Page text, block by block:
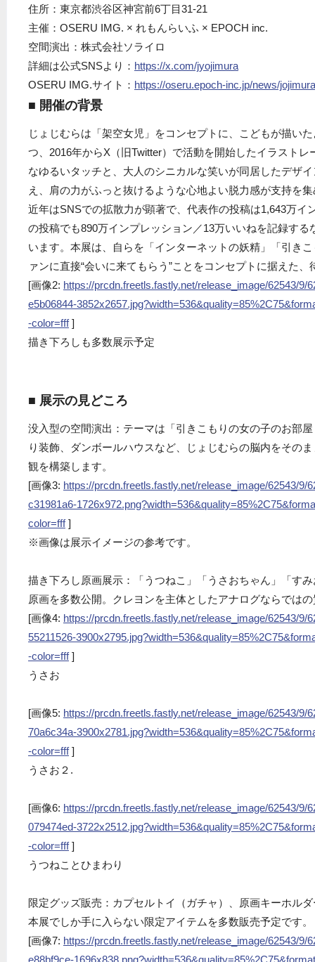
住所：東京都渋谷区神宮前6丁目31-21
主催：OSERU IMG. × れもんらいふ × EPOCH inc.
空間演出：株式会社ソライロ
詳細は公式SNSより： https://x.com/jyojimura
OSERU IMG.サイト： https://oseru.epoch-inc.jp/news/
■ 開催の背景
じょじむらは「架空女児」をコンセプトに、こどもが描い
つ、2016年からX（旧Twitter）で活動を開始したイラスト
なゆるいタッチと、大人のシニカルな笑いが同居したデザ
え、肩の力がふっと抜けるような心地よい脱力感が支持を
近年はSNSでの拡散力が顕著で、代表作の投稿は1,643万イ
の投稿でも890万インプレッション／13万いいねを記録す
います。本展は、自らを「インターネットの妖精」「引き
ァンに直接“会いに来てもらう”ことをコンセプトに据えた
[画像2: https://prcdn.freetls.fastly.net/release_image/62543/9/
e5b06844-
-color=fff]
描き下ろしも多数展示予定
■ 展示の見どころ
没入型の空間演出：テーマは「引きこもりの女の子のお部
り装飾、ダンボールハウスなど、じょじむらの脳内をその
観を構築します。
[画像3: https://prcdn.freetls.fastly.net/release_image/62543/9/
c31981a6-
color=fff]
※画像は展示イメージの参考です。
描き下ろし原画展示：「うつねこ」「うさおちゃん」「す
原画を多数公開。クレヨンを主体としたアナログならでは
[画像4: https://prcdn.freetls.fastly.net/release_image/62543/9/
55211526-
-color=fff]
うさお
[画像5: https://prcdn.freetls.fastly.net/release_image/62543/9/
70a6c34a-
-color=fff]
うさお２.
[画像6: https://prcdn.freetls.fastly.net/release_image/62543/9/
079474ed-
-color=fff]
うつねことひまわり
限定グッズ販売：カプセルトイ（ガチャ）、原画キーホル
本展でしか手に入らない限定アイテムを多数販売予定です。
[画像7: https://prcdn.freetls.fastly.net/release_image/62543/9/
e88bf9ce-